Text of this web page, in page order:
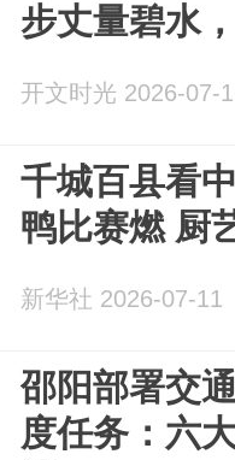
步丈量碧水
开文时光 2026-07-
千城百县看
鸭比赛燃 厨
新华社 2026-07-11
邵阳部署交
度任务：六